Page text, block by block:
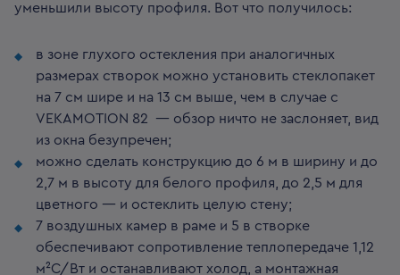
уменьшили высоту профиля. Вот что получилось:
в зоне глухого остекления при аналогичных
размерах створок можно установить стеклопакет
на 7 см шире и на 13 см выше, чем в случае с
VEKAMOTION 82 — обзор ничто не заслоняет, вид
из окна безупречен;
можно сделать конструкцию до 6 м в ширину и до
2,7 м в высоту для белого профиля, до 2,5 м для
цветного — и остеклить целую стену;
7 воздушных камер в раме и 5 в створке
обеспечивают сопротивление теплопередаче 1,12
м²С/Вт и останавливают холод, а монтажная